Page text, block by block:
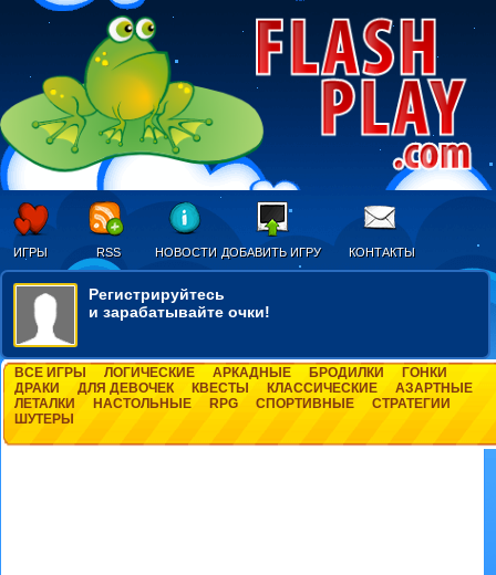
ИГРЫ RSS НОВОСТИ ДОБАВИТЬ ИГРУ КОНТАКТЫ
Регистрируйтесь
и зарабатывайте очки!
ВСЕ ИГРЫ ЛОГИЧЕСКИЕ АРКАДНЫЕ БРОДИЛКИ
ГОНКИ
ДРАКИ
ДЛЯ ДЕВОЧЕК КВЕСТЫ КЛАССИЧЕСКИЕ
АЗАРТНЫЕ
ЛЕТАЛКИ
НАСТОЛЬНЫЕ RPG СПОРТИВНЫЕ
СТРАТЕГИИ
ШУТЕРЫ